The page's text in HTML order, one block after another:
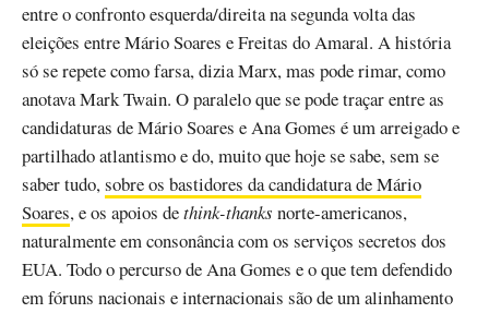
entre o confronto esquerda/direita na segunda volta das
eleições entre Mário Soares e Freitas do Amaral. A história
só se repete como farsa, dizia Marx, mas pode rimar, como
anotava Mark Twain. O paralelo que se pode traçar entre as
candidaturas de Mário Soares e Ana Gomes é um arreigado e
partilhado atlantismo e do, muito que hoje se sabe, sem se
saber tudo,sobre os bastidores da candidatura de Mário
Soares, e os apoios dethink-thanks norte-americanos,
naturalmente em consonância com os serviços secretos dos
EUA. Todo o percurso de Ana Gomes e o que tem defendido
em fóruns nacionais e internacionais são de um alinhamento